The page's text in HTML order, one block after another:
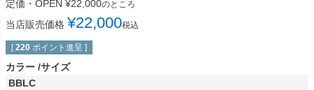
定価・OPEN ¥22,000のところ
当店販売価格 ¥22,000税込
[ 220 ポイント進呈 ]
カラー サイズ
BBLC